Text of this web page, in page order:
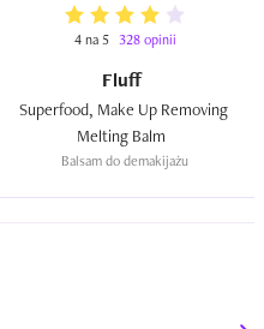
4 na 5 328 opinii
Fluff
Superfood, Make Up Removing
Balsam do demakijażu